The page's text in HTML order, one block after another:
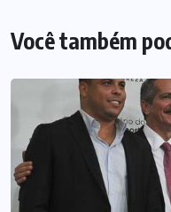
Você também